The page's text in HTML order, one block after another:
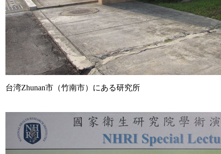
台湾Zhunan市（竹南市）にある研究所